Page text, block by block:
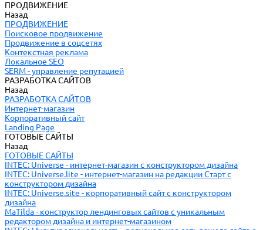
ПРОДВИЖЕНИЕ
Назад
ПРОДВИЖЕНИЕ
Поисковое продвижение
Продвижение в соцсетях
Контекстная реклама
Локальное SEO
SERM - управление репутацией
РАЗРАБОТКА САЙТОВ
Назад
РАЗРАБОТКА САЙТОВ
Интернет-магазин
Корпоративный сайт
Landing Page
ГОТОВЫЕ САЙТЫ
Назад
ГОТОВЫЕ САЙТЫ
INTEC: Universe - интернет-магазин с конструктором дизайна
INTEC: Universe.lite - интернет-магазин на редакции Старт с
конструктором дизайна
INTEC: Universe.site - корпоративный сайт с конструктором
дизайна
MaTilda - конструктор лендинговых сайтов с уникальным
редактором дизайна и интернет-магазином